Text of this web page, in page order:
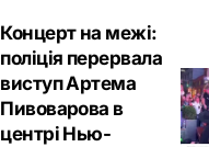
Концерт на межі:
поліція перервала
виступ Артема
Пивоварова в
центрі Нью-